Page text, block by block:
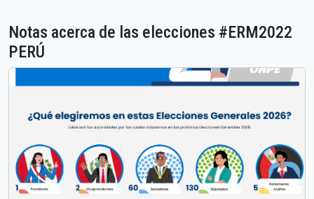
Notas acerca de las elecciones #ERM2022
PERÚ